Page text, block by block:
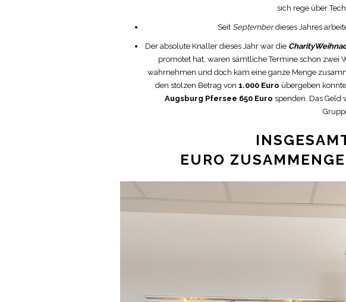
sich rege über
Seit Septemberdieses Jahres
Der absolute Knaller dieses Jahr war die
promotet hat, waren sämtliche Termine schon zwei
wahrnehmen und doch kam eine ganze Menge
den stolzen Betrag von 1.000 Euro übergeben
Augsburg Pfersee 650 Euro spenden. Das Geld
EURO